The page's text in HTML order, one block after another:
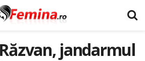
jandarmul